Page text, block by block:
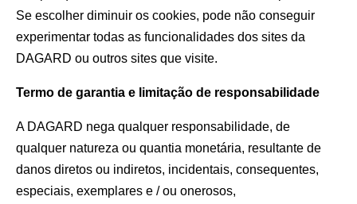
Se escolher diminuir os cookies, pode não conseguir
experimentar todas as funcionalidades dos sites da
DAGARD ou outros sites que visite.
Termo de garantia e limitação de responsabilidade
A DAGARD nega qualquer responsabilidade, de
qualquer natureza ou quantia monetária, resultante de
danos diretos ou indiretos, incidentais, consequentes,
especiais, exemplares e / ou onerosos,